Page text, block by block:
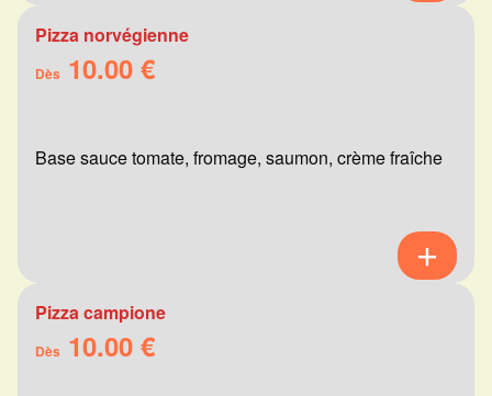
Pizza norvégienne
Dès 10.00 €
Base sauce tomate, fromage, saumon, crème fraîche
Pizza campione
Dès 10.00 €